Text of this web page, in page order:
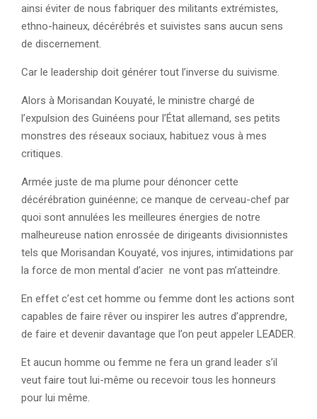
ainsi éviter de nous fabriquer des militants extrémistes,
ethno-haineux, décérébrés et suivistes sans aucun sens
de discernement.
Car le leadership doit générer tout l’inverse du suivisme.
Alors à Morisandan Kouyaté, le ministre chargé de
l’expulsion des Guinéens pour l’État allemand, ses petits
monstres des réseaux sociaux, habituez vous à mes
critiques.
Armée juste de ma plume pour dénoncer cette
décérébration guinéenne; ce manque de cerveau-chef par
quoi sont annulées les meilleures énergies de notre
malheureuse nation enrossée de dirigeants divisionnistes
tels que Morisandan Kouyaté, vos injures, intimidations par
la force de mon mental d’acier ne vont pas m’atteindre.
En effet c’est cet homme ou femme dont les actions sont
capables de faire rêver ou inspirer les autres d’apprendre,
de faire et devenir davantage que l’on peut appeler LEADER.
Et aucun homme ou femme ne fera un grand leader s’il
veut faire tout lui-même ou recevoir tous les honneurs
pour lui même.